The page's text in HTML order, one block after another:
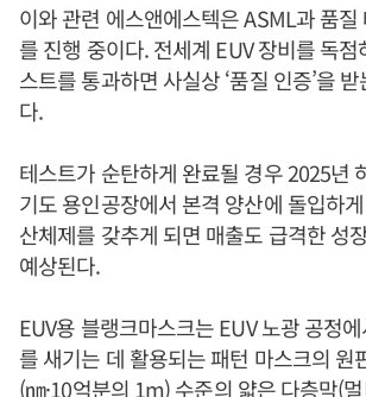
이와 관련 에스앤에스텍은 ASML과 품질
를 진행 중이다. 전세계 EUV 장비를 독
스트를 통과하면 사실상 ‘품질 인증’을
다.
테스트가 순탄하게 완료될 경우 2025년
기도 용인공장에서 본격 양산에 돌입하
산체제를 갖추게 되면 매출도 급격한 성
예상된다.
EUV용 블랭크마스크는 EUV 노광 공정
를 새기는 데 활용되는 패턴 마스크의 원
(㎚·10억분의 1m) 수준의 얇은 다층막(